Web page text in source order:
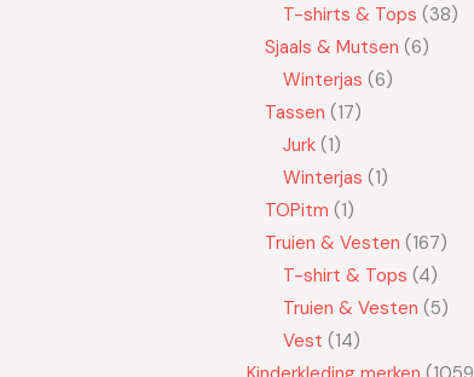
T-shirts & Tops 38
Sjaals & Mutsen 6
Winterjas 6
Tassen 17
Jurk 1
Winterjas 1
TOPitm 1
Truien & Vesten 167
T-shirt & Tops 4
Truien & Vesten 5
Vest 14